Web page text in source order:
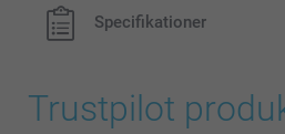
Specifikationer
Trustpilot